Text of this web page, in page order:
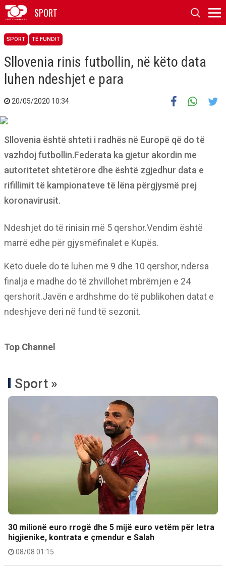
SPORT
SPORT TË FUNDIT
Sllovenia rinis futbollin, në këto data
luhen ndeshjet e para
20/05/2020 10:34
Sllovenia është shteti i radhës në Europë që do të
vazhdoj futbollin.Federata ka gjetur akordin me
autoritetet shtetërore dhe është zgjedhur data e
rifillimit të kampionateve të lëna përgjysmë prej
koronavirusit.
Ndeshjet do të rinisin më 5 qershor.Vendim është
marrë edhe për gjysmëfinalet e Kupës.
Këto duele do të luhen më 9 dhe 10 qershor, ndërsa
finalja e madhe do të zhvillohet mbrëmjen e 24
qershorit.Javën e ardhshme do të publikohen datat e
ndeshjeve deri në fund të sezonit.
Top Channel
Sport »
30 milionë euro rrogë dhe 5 mijë euro vetëm për letra
higjienike, kontrata e çmendur e Salah
08/08 01:15